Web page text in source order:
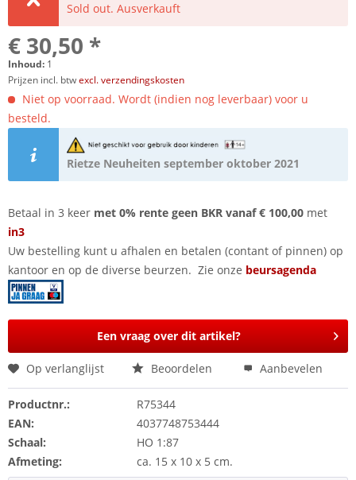
Sold out. Ausverkauft
€ 30,50 *
Inhoud: 1
Prijzen incl. btwexcl. verzendingskosten
Niet op voorraad. Wordt (indien nog leverbaar) voor u
besteld.
Rietze Neuheiten september oktober 2021
Betaal in 3 keer met 0% rente geen BKR vanaf € 100,00 met
in3
Uw bestelling kunt u afhalen en betalen (contant of pinnen) op
kantoor en op de diverse beurzen. Zie onze beursagenda
Een vraag over dit artikel?
Op verlanglijst Beoordelen Aanbevelen
Productnr.:
R75344
EAN:
4037748753444
Schaal:
HO 1:87
Afmeting:
ca. 15 x 10 x 5 cm.